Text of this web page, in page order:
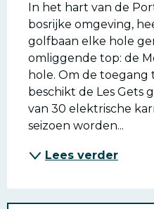
In het hart van de
bosrijke omgeving,
golfbaan elke hole
omliggende top: de
hole. Om de
beschikt de Les Gets
van 30 elektrische
seizoen worden...
Lees verder